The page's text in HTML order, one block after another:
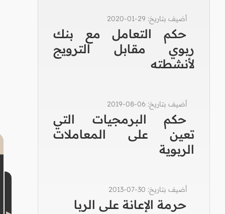
أضيف بتاريخ: 29-01-2020
حكم التعامل مع بنك
ربوي مقابل الترويج
لأنشطته
أضيف بتاريخ: 06-08-2019
حكم البرمجيات التي
تعين على المعاملات
الربوية
أضيف بتاريخ: 30-07-2013
حرمة الإعانة على الربا